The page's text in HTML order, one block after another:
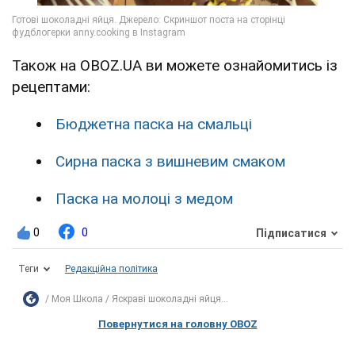
Також на OBOZ.UA ви можете ознайомитись із
рецептами:
Бюджетна паска на смальці
Сирна паска з вишневим смаком
Паска на молоці з медом
0 0 Підписатися
Теги Редакційна політика
Моя Школа Яскраві шоколадні яйця...
Повернутися на головну OBOZ